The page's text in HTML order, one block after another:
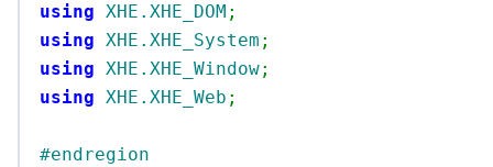
using XHE.XHE_DOM ;
using XHE.XHE_System ;
using XHE.XHE_Window;
using XHE.XHE_Web ;
#endregion